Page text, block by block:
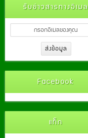
รับข่าวสารทางอีเมล
Facebook
แท็ก